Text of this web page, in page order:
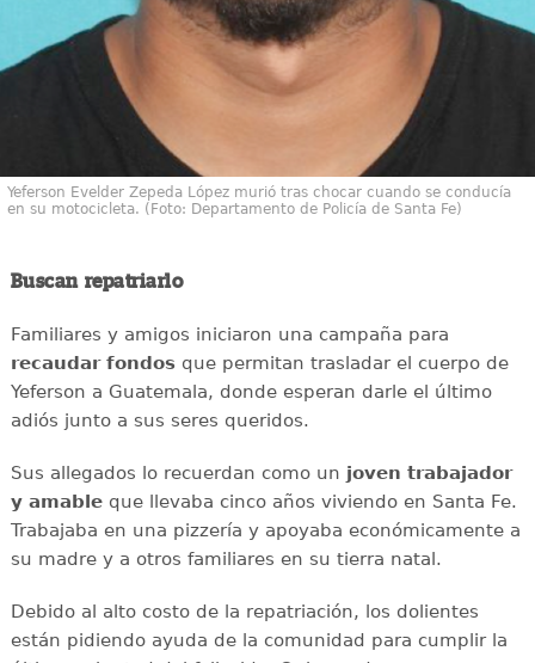
Yeferson Evelder Zepeda López murió tras chocar cuando se conducía
en su motocicleta. (Foto: Departamento de Policía de Santa Fe)
Buscan repatriarlo
Familiares y amigos iniciaron una campaña para
recaudar fondosque permitan trasladar el cuerpo de
Yeferson a Guatemala, donde esperan darle el último
adiós junto a sus seres queridos.
Sus allegados lo recuerdan como un joven trabajador
y amableque llevaba cinco años viviendo en Santa Fe.
Trabajaba en una pizzería y apoyaba económicamente a
su madre y a otros familiares en su tierra natal.
Debido al alto costo de la repatriación, los dolientes
están pidiendo ayuda de la comunidad para cumplir la